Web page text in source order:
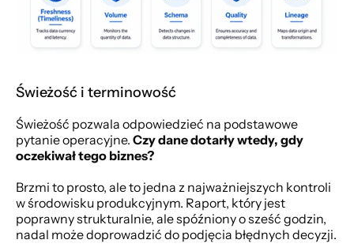
Świeżość i terminowość
Świeżość pozwala odpowiedzieć na podstawowe
pytanie operacyjne. Czy dane dotarły wtedy, gdy
oczekiwał tego biznes?
Brzmi to prosto, ale to jedna z najważniejszych kontroli
w środowisku produkcyjnym. Raport, który jest
poprawny strukturalnie, ale spóźniony o sześć godzin,
nadal może doprowadzić do podjęcia błędnych decyzji.